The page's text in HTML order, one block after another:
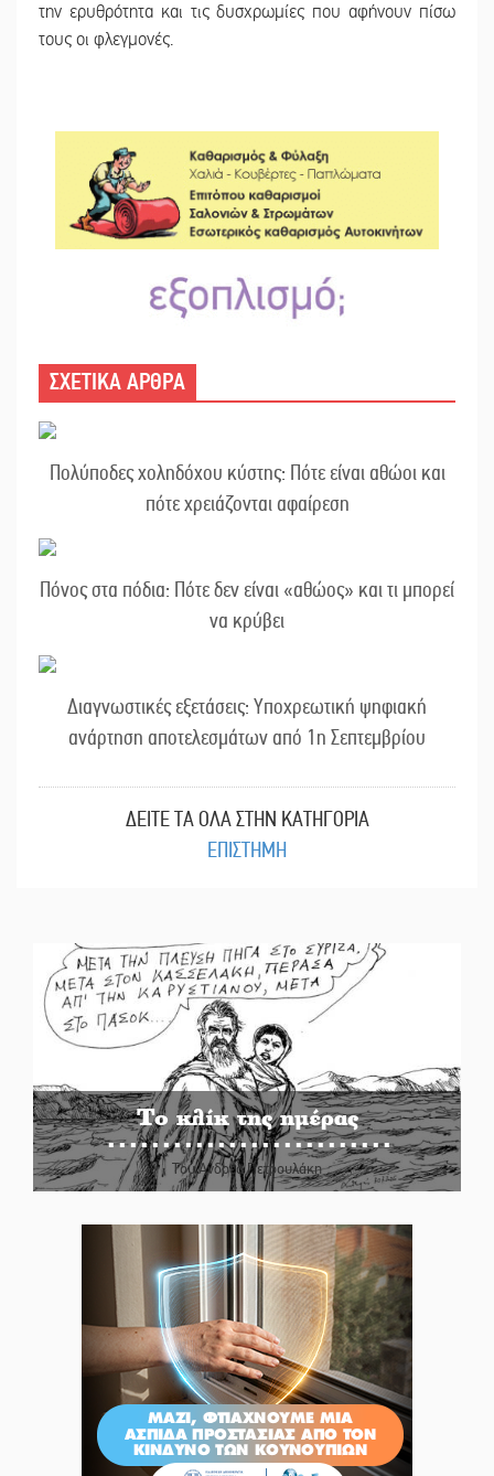
την ερυθρότητα και τις δυσχρωμίες που αφήνουν πίσω
τους οι φλεγμονές.
ΣΧΕΤΙΚΑ ΑΡΘΡΑ
Πολύποδες χοληδόχου κύστης: Πότε είναι αθώοι και
πότε χρειάζονται αφαίρεση
Πόνος στα πόδια: Πότε δεν είναι «αθώος» και τι μπορεί
να κρύβει
Διαγνωστικές εξετάσεις: Υποχρεωτική ψηφιακή
ανάρτηση αποτελεσμάτων από 1η Σεπτεμβρίου
ΔΕΙΤΕ ΤΑ ΟΛΑ ΣΤΗΝ ΚΑΤΗΓΟΡΙΑ
ΕΠΙΣΤΗΜΗ
Το κλίκ της ημέρας
Του Ανδρέα Πετρουλάκη